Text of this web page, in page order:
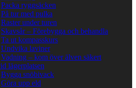
Packa ryggsäcken
På tur med pulka
Raster under turen
Skavsår – Förebygga och behandla
Ta ut kompasskurs
Undvika laviner
Vadning – kom över älven säkert
lägerplatsen
Bygga snöbivack
Göra upp eld